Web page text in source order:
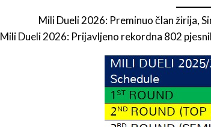
Mili Dueli 2026: Preminuo član žirija,
Mili Dueli 2026: Prijavljeno rekordna 802